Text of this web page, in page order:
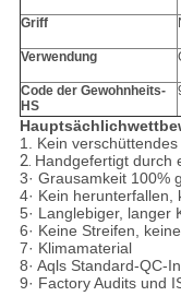
Griff
Verwendung
Code der Gewohnheits-
HS
1. Kein
2. Handgefertigt durch
3· Grausamkeit 100%
4· Kein herunterfallen,
5· Langlebiger, langer
6· Keine Streifen,
7· Klimamaterial
8· Aqls Standard-QC-
9· Factory Audits und